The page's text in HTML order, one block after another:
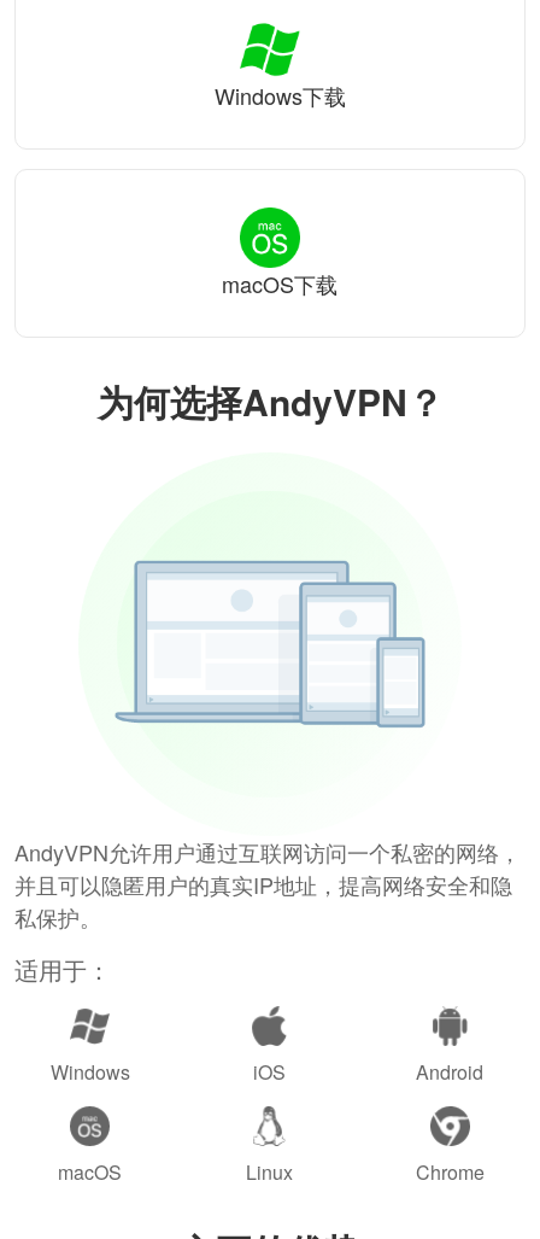
为何选择AndyVPN？
AndyVPN允许用户通过互联网访问一个私密的网络，
并且可以隐匿用户的真实IP地址，提高网络安全和隐
私保护。
适用于：
Windows iOS Android
macOS Linux Chrome
Windows下载
macOS下载